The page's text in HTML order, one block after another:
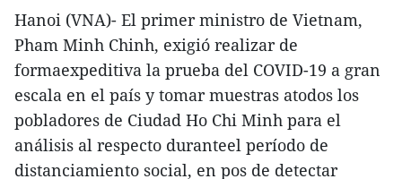
Hanoi (VNA)- El primer ministro de Vietnam,
Pham Minh Chinh, exigió realizar de
formaexpeditiva la prueba del COVID-19 a gran
escala en el país y tomar muestras atodos los
pobladores de Ciudad Ho Chi Minh para el
análisis al respecto duranteel período de
distanciamiento social, en pos de detectar